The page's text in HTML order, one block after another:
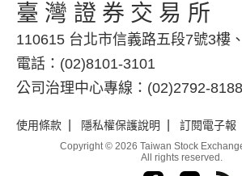
臺灣證券交易所
110615 台北市信義路五段7號3樓
電話：(02)8101-3101
公司治理中心專線：(02)2792-8188
使用條款 隱私權保護說明 訂閱電子報
Copyright © 2026 Taiwan Stock
All rights reserved.